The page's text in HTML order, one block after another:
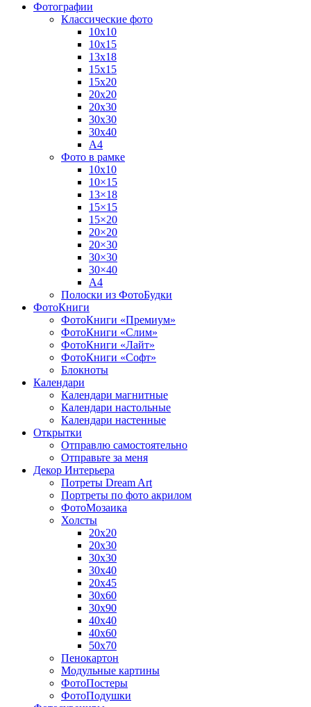
Фотографии
Классические фото
10х10
10х15
13х18
15х15
15х20
20х20
20х30
30х30
30х40
А4
Фото в рамке
10х10
10×15
13×18
15×15
15×20
20×20
20×30
30×30
30×40
A4
Полоски из ФотоБудки
ФотоКниги
ФотоКниги «Премиум»
ФотоКниги «Слим»
ФотоКниги «Лайт»
ФотоКниги «Софт»
Блокноты
Календари
Календари магнитные
Календари настольные
Календари настенные
Открытки
Отправлю самостоятельно
Отправьте за меня
Декор Интерьера
Потреты Dream Art
Портреты по фото акрилом
ФотоМозаика
Холсты
20х20
20х30
30х30
30х40
20х45
30х60
30х90
40х40
40х60
50х70
Пенокартон
Модульные картины
ФотоПостеры
ФотоПодушки